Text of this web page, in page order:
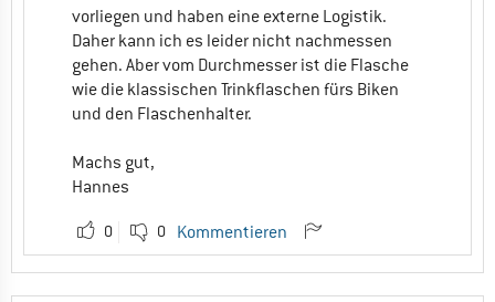
vorliegen und haben eine externe Logistik.
Daher kann ich es leider nicht nachmessen
gehen. Aber vom Durchmesser ist die Flasche
wie die klassischen Trinkflaschen fürs Biken
und den Flaschenhalter.
Machs gut,
Hannes
0 0 Kommentieren